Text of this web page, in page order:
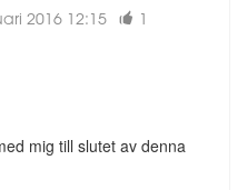
2016 12:15 1
mig till slutet av denna